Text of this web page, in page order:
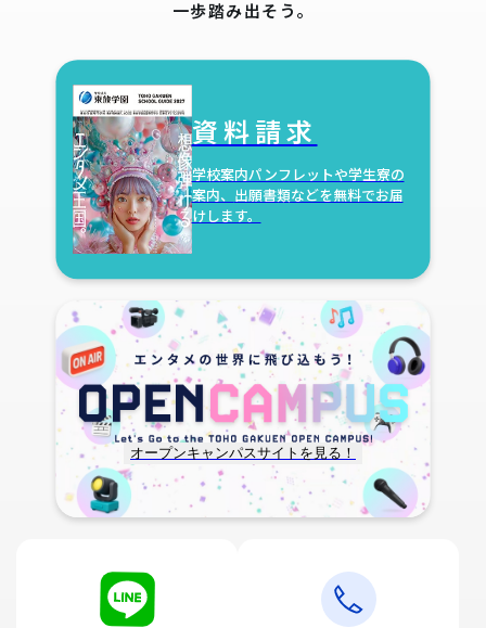
一歩踏み出そう。
資料請求
学校案内パンフレットや学生寮の
案内、 出願書類などを無料でお届
けします。
オープンキャンパスサイトを見る！